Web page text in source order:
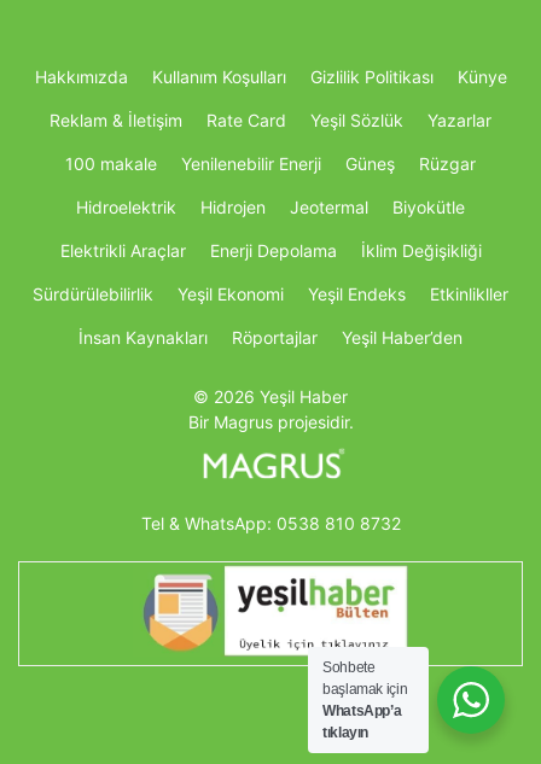
Hakkımızda Kullanım Koşulları Gizlilik Politikası Künye
Reklam & İletişim Rate Card Yeşil Sözlük Yazarlar
100 makale Yenilenebilir Enerji Güneş Rüzgar
Hidroelektrik Hidrojen Jeotermal Biyokütle
Elektrikli Araçlar Enerji Depolama İklim Değişikliği
Sürdürülebilirlik Yeşil Ekonomi Yeşil Endeks Etkinlikller
İnsan Kaynakları Röportajlar Yeşil Haber’den
© 2026 Yeşil Haber
Bir Magrus projesidir.
Tel & WhatsApp: 0538 810 8732
Sohbete
başlamak için
WhatsApp’a
tıklayın